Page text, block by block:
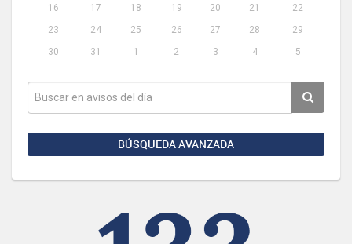
16
17 18 19 20 21
22
23
24 25 26 27 28
29
30
31 1 2 3 4 5
BÚSQUEDA AVANZADA